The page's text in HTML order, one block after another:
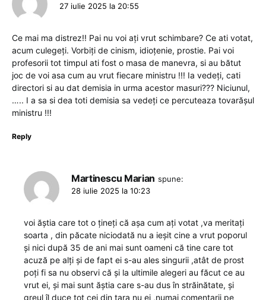
27 iulie 2025 la 20:55
Ce mai ma distrez!! Pai nu voi ați vrut schimbare? Ce ati votat,
acum culegeți. Vorbiți de cinism, idioțenie, prostie. Pai voi
profesorii tot timpul ati fost o masa de manevra, si au bătut
joc de voi asa cum au vrut fiecare ministru !!! Ia vedeți, cati
directori si au dat demisia in urma acestor masuri??? Niciunul,
….. I a sa si dea toti demisia sa vedeți ce percuteaza tovarășul
ministru !!!
Reply
Martinescu Marian spune:
28 iulie 2025 la 10:23
voi ăștia care tot o țineți că așa cum ați votat ,va meritați
soarta , din păcate niciodată nu a ieșit cine a vrut poporul
și nici după 35 de ani mai sunt oameni că tine care tot
acuză pe alți și de fapt ei s-au ales singurii ,atât de prost
poți fi sa nu observi că și la ultimile alegeri au făcut ce au
vrut ei, și mai sunt ăștia care s-au dus în străinătate, și
greul îl duce tot cei din tara nu ei ,numai comentarii pe